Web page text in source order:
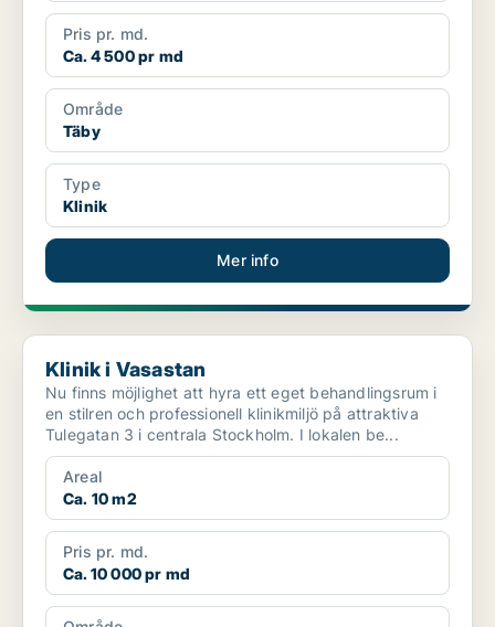
Pris pr. md.
Ca. 4 500 pr md
Område
Täby
Type
Klinik
Mer info
Klinik i Vasastan
Klinik i Vasastan
Nu finns möjlighet att hyra ett eget behandlingsrum i
en stilren och professionell klinikmiljö på attraktiva
Tulegatan 3 i centrala Stockholm. I lokalen be...
Areal
Ca. 10 m2
Pris pr. md.
Ca. 10 000 pr md